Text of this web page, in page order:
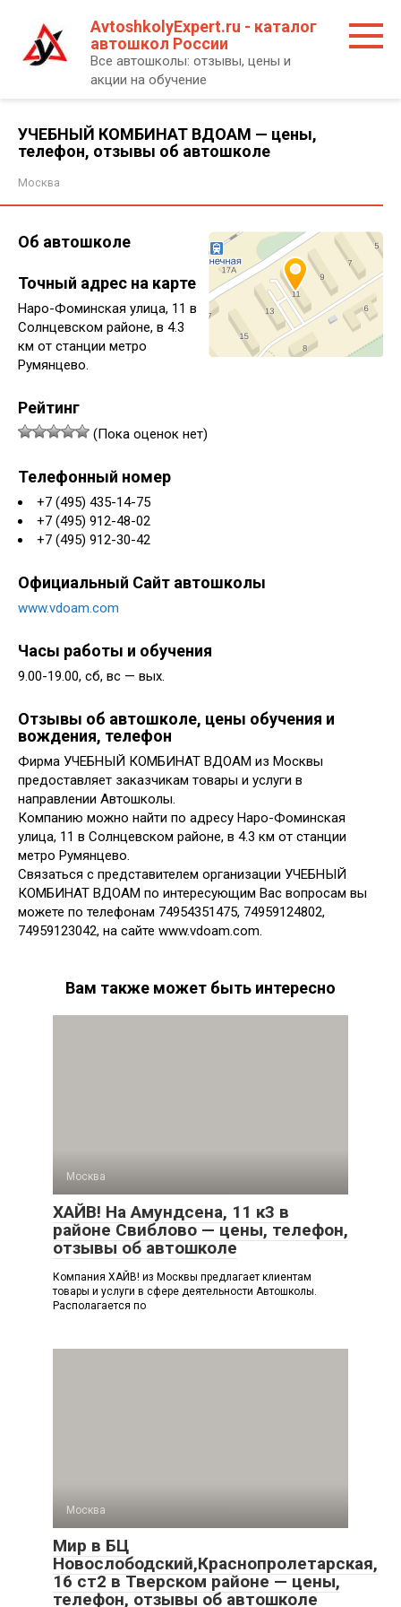
контенту
AvtoshkolyExpert.ru - каталог
автошкол России
Все автошколы: отзывы, цены и
акции на обучение
УЧЕБНЫЙ КОМБИНАТ ВДОАМ — цены,
телефон, отзывы об автошколе
Москва
Об автошколе
Точный адрес на карте
Наро-Фоминская улица, 11 в
Солнцевском районе, в 4.3
км от станции метро
Румянцево.
Рейтинг
(Пока оценок нет)
Телефонный номер
+7 (495) 435-14-75
+7 (495) 912-48-02
+7 (495) 912-30-42
Официальный Сайт автошколы
www.vdoam.com
Часы работы и обучения
9.00-19.00, сб, вс — вых.
Отзывы об автошколе, цены обучения и
вождения, телефон
Фирма УЧЕБНЫЙ КОМБИНАТ ВДОАМ из Москвы
предоставляет заказчикам товары и услуги в
направлении Автошколы.
Компанию можно найти по адресу Наро-Фоминская
улица, 11 в Солнцевском районе, в 4.3 км от станции
метро Румянцево.
Связаться с представителем организации УЧЕБНЫЙ
КОМБИНАТ ВДОАМ по интересующим Вас вопросам вы
можете по телефонам 74954351475, 74959124802,
74959123042, на сайте www.vdoam.com.
Вам также может быть интересно
Москва
ХАЙВ! На Амундсена, 11 к3 в
районе Свиблово — цены, телефон,
отзывы об автошколе
Компания ХАЙВ! из Москвы предлагает клиентам
товары и услуги в сфере деятельности Автошколы.
Располагается по
Москва
Мир в БЦ
Новослободский,Краснопролетарская,
16 ст2 в Тверском районе — цены,
телефон, отзывы об автошколе